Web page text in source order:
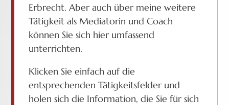
Erbrecht. Aber auch über meine weitere
Tätigkeit als Mediatorin und Coach
können Sie sich hier umfassend
unterrichten.
Klicken Sie einfach auf die
entsprechenden Tätigkeitsfelder und
holen sich die Information, die Sie für sich